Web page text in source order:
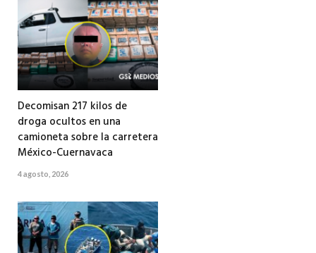
Decomisan 217 kilos de
droga ocultos en una
camioneta sobre la carretera
México-Cuernavaca
4 agosto, 2026